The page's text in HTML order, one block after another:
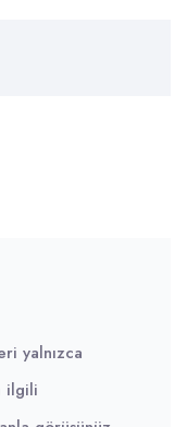
yalnızca
ilgili